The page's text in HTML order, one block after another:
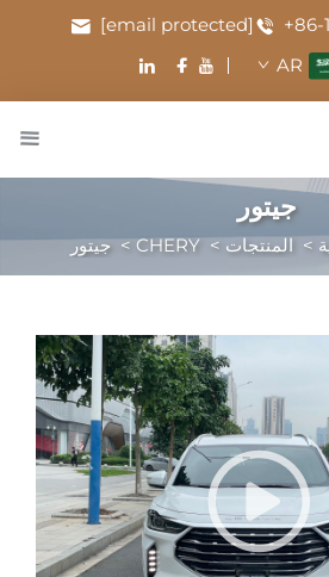
+86-
[email protected]
AR
جيتور
> المنتجات >
CHERY
>جيتور